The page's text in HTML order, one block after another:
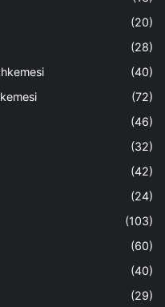
(20)
(28)
(40)
(72)
(46)
(32)
(42)
(24)
(103)
(60)
(40)
(29)